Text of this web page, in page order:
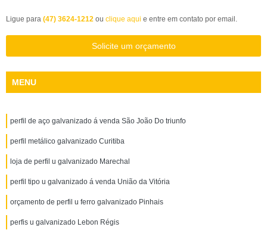
Ligue para (47) 3624-1212 ou clique aqui e entre em contato por email.
Solicite um orçamento
MENU
perfil de aço galvanizado á venda São João Do triunfo
perfil metálico galvanizado Curitiba
loja de perfil u galvanizado Marechal
perfil tipo u galvanizado á venda União da Vitória
orçamento de perfil u ferro galvanizado Pinhais
perfis u galvanizado Lebon Régis